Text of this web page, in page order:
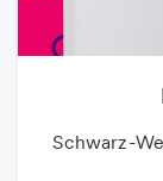
Schwarz-